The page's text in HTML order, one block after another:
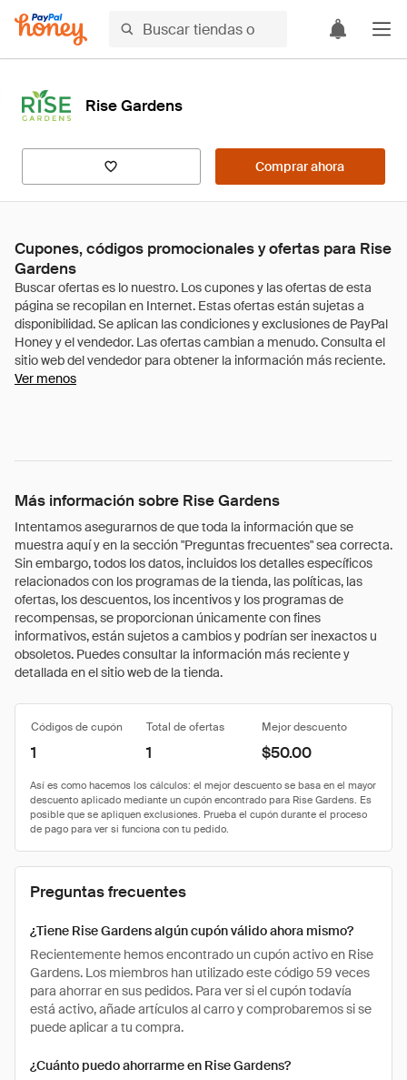
Rise Gardens
Comprar ahora
Cupones, códigos promocionales y ofertas para Rise
Gardens
Ver menos
Más información sobre Rise Gardens
Intentamos asegurarnos de que toda la información que se
muestra aquí y en la sección "Preguntas frecuentes" sea correcta.
Sin embargo, todos los datos, incluidos los detalles específicos
relacionados con los programas de la tienda, las políticas, las
ofertas, los descuentos, los incentivos y los programas de
recompensas, se proporcionan únicamente con fines
informativos, están sujetos a cambios y podrían ser inexactos u
obsoletos. Puedes consultar la información más reciente y
detallada en el sitio web de la tienda.
Códigos de cupón Total de ofertas Mejor descuento
1 1 $50.00
Preguntas frecuentes
¿Tiene Rise Gardens algún cupón válido ahora mismo?
Recientemente hemos encontrado un cupón activo en Rise
Gardens. Los miembros han utilizado este código 59 veces
para ahorrar en sus pedidos. Para ver si el cupón todavía
está activo, añade artículos al carro y comprobaremos si se
puede aplicar a tu compra.
¿Cuánto puedo ahorrarme en Rise Gardens?